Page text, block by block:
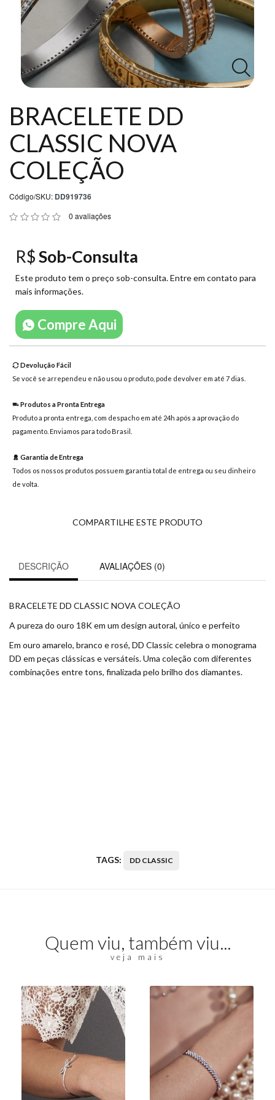
DD
Central
99027-
WhatsApp
nos
uma
mensagem
BRACELETE DD
CLASSIC NOVA
COLEÇÃO
Código/SKU: DD919736
0 avaliações
R$Sob-Consulta
Este produto tem o preço sob-consulta. Entre em contato para
mais informações.
Compre Aqui
Devolução Fácil
Se você se arrependeu e não usou o produto, pode devolver em até 7 dias.
Produtos a Pronta Entrega
Produto a pronta entrega, com despacho em até 24h após a aprovação do
pagamento. Enviamos para todo Brasil.
Garantia de Entrega
Todos os nossos produtos possuem garantia total de entrega ou seu dinheiro
de volta.
COMPARTILHE ESTE PRODUTO
DESCRIÇÃO AVALIAÇÕES (0)
BRACELETE DD CLASSIC NOVA COLEÇÃO
A pureza do ouro 18K em um design autoral, único e perfeito
Em ouro amarelo, branco e rosé, DD Classic celebra o monograma
DD em peças clássicas e versáteis. Uma coleção com diferentes
combinações entre tons, finalizada pelo brilho dos diamantes.
TAGS: DD CLASSIC
Quem viu, também viu...
veja mais